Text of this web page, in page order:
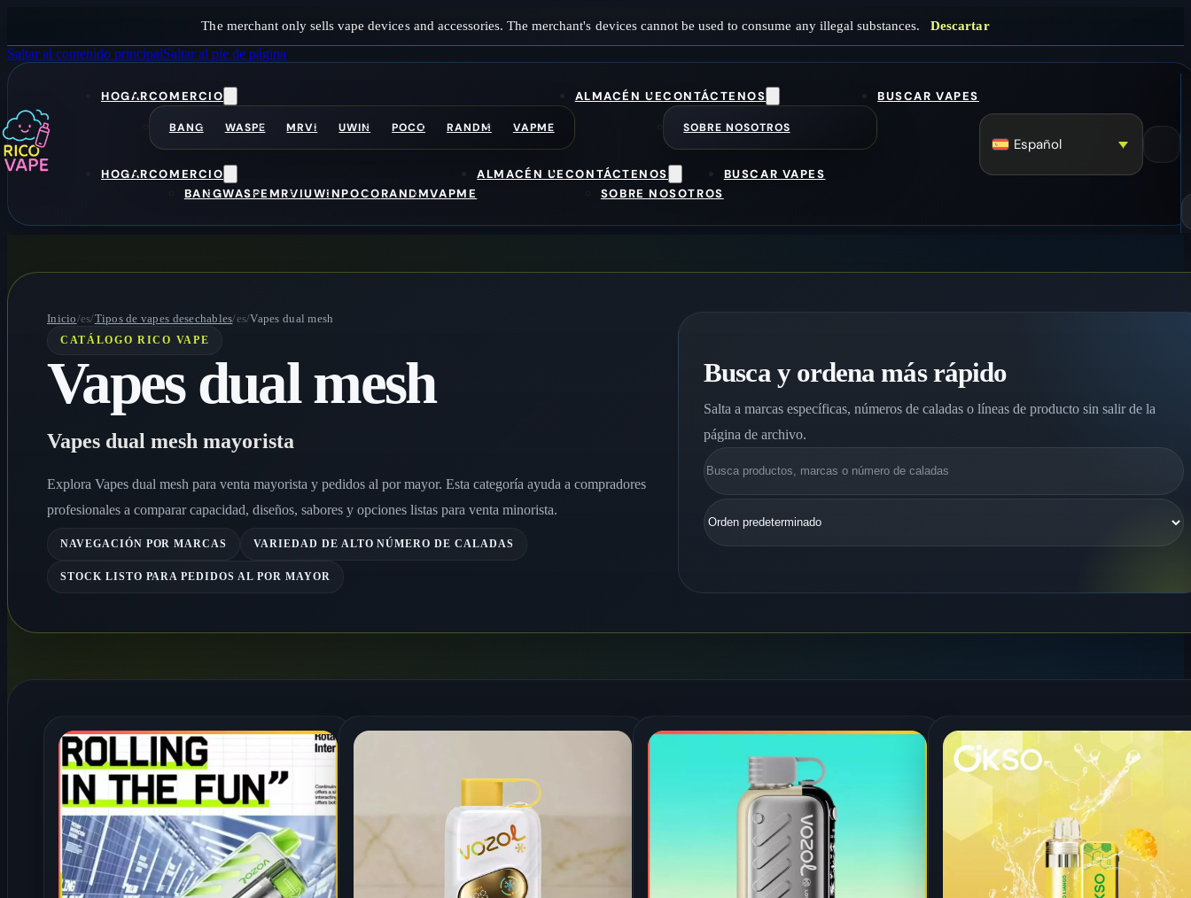
The merchant only sells vape devices and accessories. The merchant's devices cannot be used to consume any illegal substances. Descartar
Saltar al contenido principalSaltar al pie de página
HOGARCOMERCIO
BANG WASPE MRVI UWIN POCO RANDM VAPME
ALMACÉN UECONTÁCTENOS
SOBRE NOSOTROS
BUSCAR VAPES
HOGARCOMERCIO
BANGWASPEMRVIUWINPOCORANDMVAPME
ALMACÉN UECONTÁCTENOS
SOBRE NOSOTROS
BUSCAR VAPES
Español
Inicio/es/Tipos de vapes desechables/es/Vapes dual mesh
CATÁLOGO RICO VAPE
Vapes dual mesh
Vapes dual mesh mayorista
Explora Vapes dual mesh para venta mayorista y pedidos al por mayor. Esta categoría ayuda a compradores
profesionales a comparar capacidad, diseños, sabores y opciones listas para venta minorista.
NAVEGACIÓN POR MARCAS VARIEDAD DE ALTO NÚMERO DE CALADAS
STOCK LISTO PARA PEDIDOS AL POR MAYOR
Busca y ordena más rápido
Salta a marcas específicas, números de caladas o líneas de producto sin salir de la
página de archivo.
Buscar